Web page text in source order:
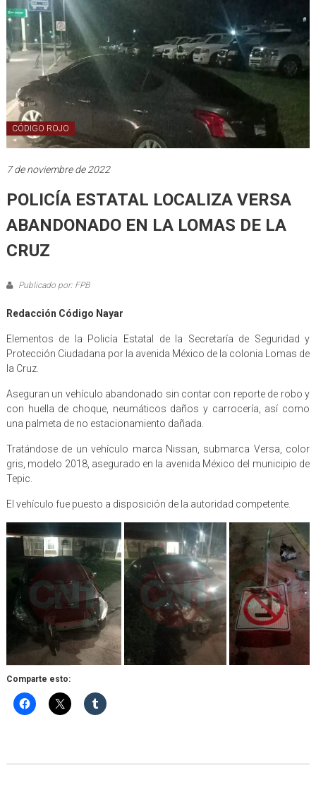
CÓDIGO ROJO
7 de noviembre de 2022
POLICÍA ESTATAL LOCALIZA VERSA
ABANDONADO EN LA LOMAS DE LA
CRUZ
Publicado por: FPB
Redacción Código Nayar
Elementos de la Policía Estatal de la Secretaría de Seguridad y
Protección Ciudadana por la avenida México de la colonia Lomas de
la Cruz.
Aseguran un vehículo abandonado sin contar con reporte de robo y
con huella de choque, neumáticos daños y carrocería, así como
una palmeta de no estacionamiento dañada.
Tratándose de un vehículo marca Nissan, submarca Versa, color
gris, modelo 2018, asegurado en la avenida México del municipio de
Tepic.
El vehículo fue puesto a disposición de la autoridad competente.
Comparte esto: